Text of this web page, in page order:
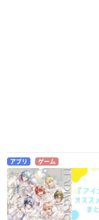
イクシオン サーガ D
T
ギュスターヴ
アプリ ゲーム